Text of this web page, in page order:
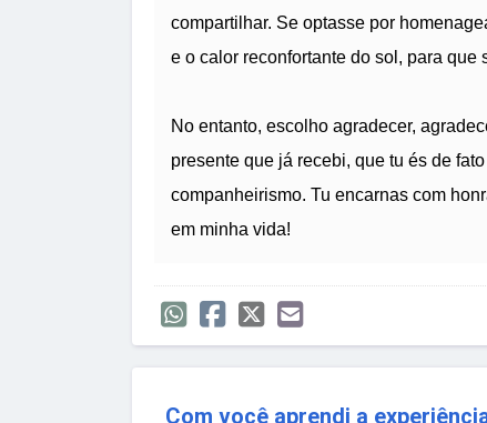
compartilhar. Se optasse por
e o calor reconfortante do sol, para que
No entanto, escolho agradecer,
presente que já recebi, que tu és de
companheirismo. Tu encarnas com
em minha vida!
Com você aprendi a